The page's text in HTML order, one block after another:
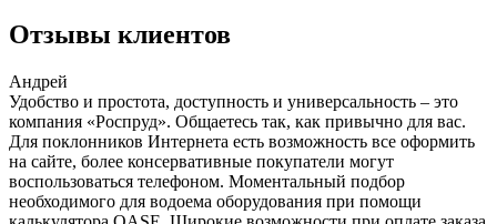
Отзывы клиентов
Андрей
Удобство и простота, доступность и универсальность – это
компания «Роспруд». Общаетесь так, как привычно для вас.
Для поклонников Интернета есть возможность все оформить
на сайте, более консервативные покупатели могут
воспользоваться телефоном. Моментальный подбор
необходимого для водоема оборудования при помощи